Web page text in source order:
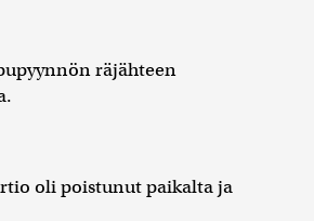
räjähteen
oli poistunut paikalta ja